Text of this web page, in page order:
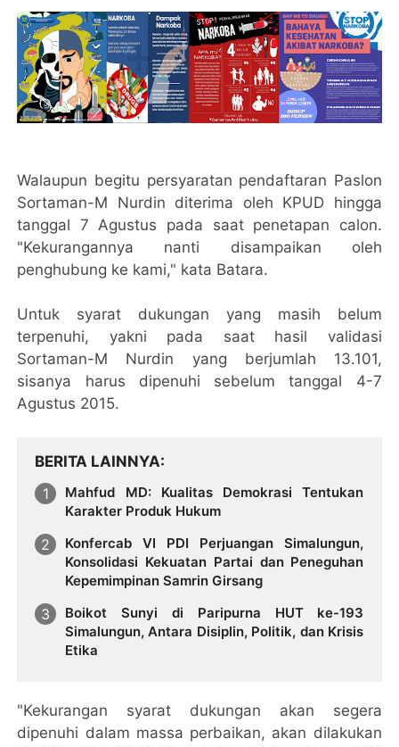
Walaupun begitu persyaratan pendaftaran Paslon
Sortaman-M Nurdin diterima oleh KPUD hingga
tanggal 7 Agustus pada saat penetapan calon.
"Kekurangannya nanti disampaikan oleh
penghubung ke kami," kata Batara.
Untuk syarat dukungan yang masih belum
terpenuhi, yakni pada saat hasil validasi
Sortaman-M Nurdin yang berjumlah 13.101,
sisanya harus dipenuhi sebelum tanggal 4-7
Agustus 2015.
BERITA LAINNYA
Mahfud MD: Kualitas Demokrasi Tentukan
Karakter Produk Hukum
Konfercab VI PDI Perjuangan Simalungun,
Konsolidasi Kekuatan Partai dan Peneguhan
Kepemimpinan Samrin Girsang
Boikot Sunyi di Paripurna HUT ke-193
Simalungun, Antara Disiplin, Politik, dan Krisis
Etika
"Kekurangan syarat dukungan akan segera
dipenuhi dalam massa perbaikan, akan dilakukan